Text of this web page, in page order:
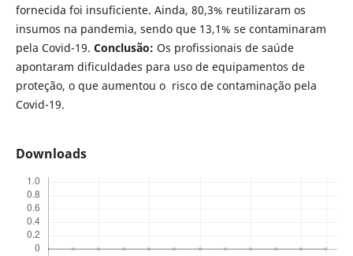
fornecida foi insuficiente. Ainda, 80,3% reutilizaram os
insumos na pandemia, sendo que 13,1% se contaminaram
pela Covid-19. Conclusão: Os profissionais de saúde
apontaram dificuldades para uso de equipamentos de
proteção, o que aumentou o risco de contaminação pela
Covid-19.
Downloads